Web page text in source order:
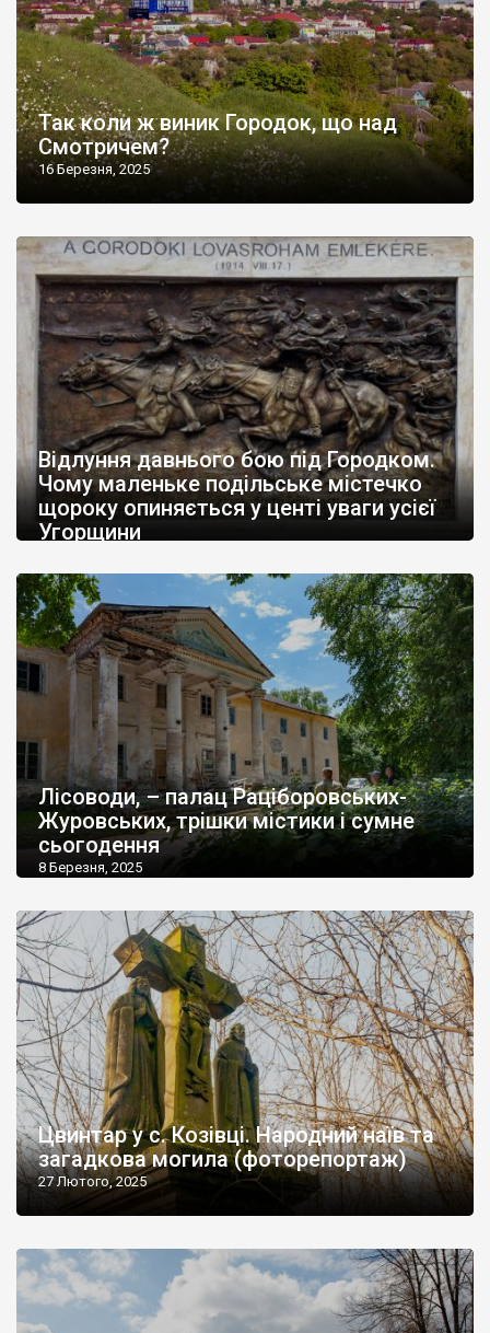
Так коли ж виник Городок, що над
Смотричем?
16 Березня, 2025
Відлуння давнього бою під Городком.
Чому маленьке подільське містечко
щороку опиняється у центі уваги усієї
Угорщини
Лісоводи, – палац Раціборовських-
Журовських, трішки містики і сумне
сьогодення
8 Березня, 2025
Цвинтар у с. Козівці. Народний наїв та
загадкова могила (фоторепортаж)
27 Лютого, 2025